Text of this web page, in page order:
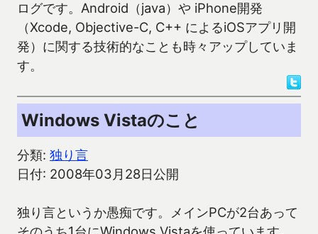
ログです。Android（java）や iPhone開発
（Xcode, Objective-C, C++ によるiOSアプリ開
発）に関する技術的なことも時々アップしていま
す。
Windows Vistaのこと
分類: 独り言
日付: 2008年03月28日公開
独り言というか愚痴です。メインPCが2台あって